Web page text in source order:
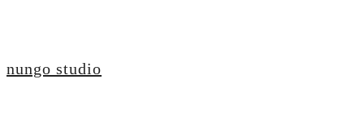
nungo studio